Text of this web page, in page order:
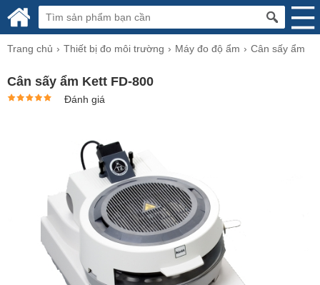
Trang chủ Thiết bị đo môi trường Máy đo độ ẩm Cân sấy ẩm
Cân sấy ẩm Kett FD-800
Đánh giá